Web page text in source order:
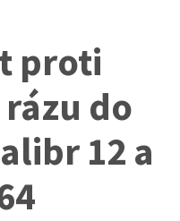
proti
do
12 a